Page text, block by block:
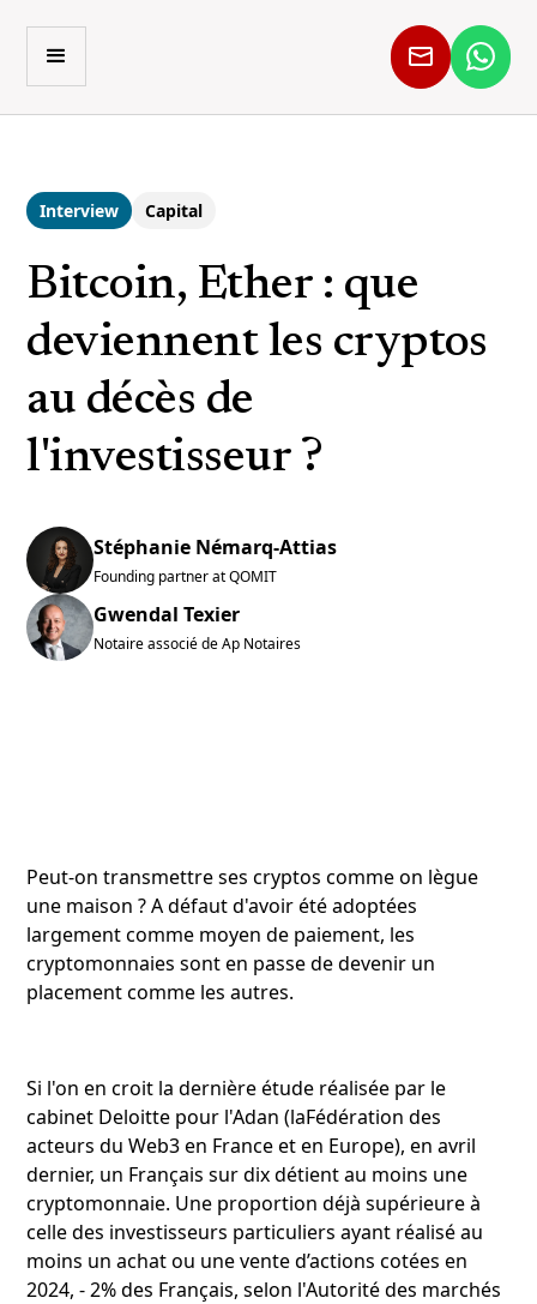
Interview Capital
Bitcoin, Ether : que
deviennent les cryptos
au décès de
l'investisseur ?
Stéphanie Némarq-Attias
Founding partner at QOMIT
Gwendal Texier
Notaire associé de Ap Notaires
Peut-on transmettre ses cryptos comme on lègue
une maison ? A défaut d'avoir été adoptées
largement comme moyen de paiement, les
cryptomonnaies sont en passe de devenir un
placement comme les autres.
Si l'on en croit la dernière étude réalisée par le
cabinet Deloitte pour l'Adan (laFédération des
acteurs du Web3 en France et en Europe), en avril
dernier, un Français sur dix détient au moins une
cryptomonnaie. Une proportion déjà supérieure à
celle des investisseurs particuliers ayant réalisé au
moins un achat ou une vente d’actions cotées en
2024, - 2% des Français, selon l'Autorité des marchés